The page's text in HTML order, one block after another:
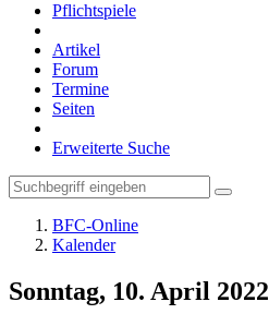
Pflichtspiele
Artikel
Forum
Termine
Seiten
Erweiterte Suche
BFC-Online
Kalender
Sonntag, 10. April 2022